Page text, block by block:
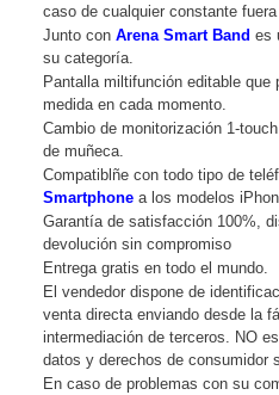
caso de cualquier constante
Junto con Arena Smart Band es
su categoría.
Pantalla miltifunción editable
medida en cada momento.
Cambio de monitorización 1-
de muñeca.
Compatiblñe con todo tipo de
Smartphone a los modelos
Garantía de satisfacción 100%,
devolución sin compromiso
Entrega gratis en todo el mundo.
El vendedor dispone de
venta directa enviando desde la
intermediación de terceros. NO
datos y derechos de consumidor
En caso de problemas con su